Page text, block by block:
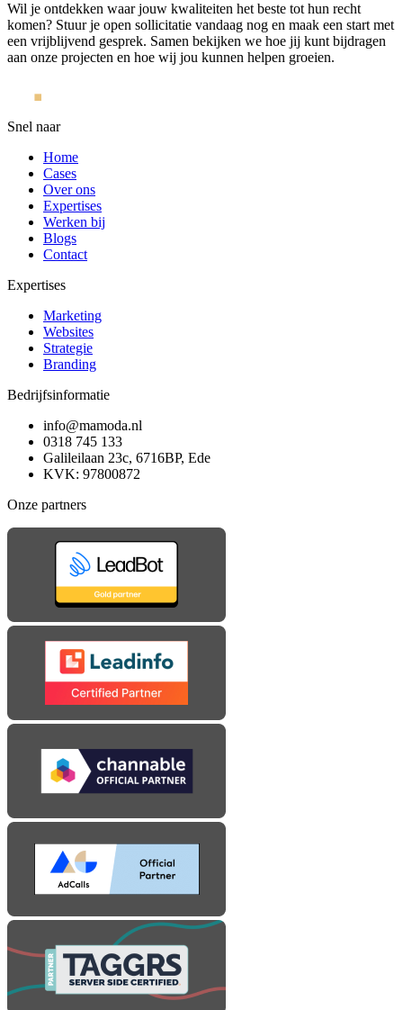
Wil je ontdekken waar jouw kwaliteiten het beste tot hun recht
komen? Stuur je open sollicitatie vandaag nog en maak een start met
een vrijblijvend gesprek. Samen bekijken we hoe jij kunt bijdragen
aan onze projecten en hoe wij jou kunnen helpen groeien.
Snel naar
Home
Cases
Over ons
Expertises
Werken bij
Blogs
Contact
Expertises
Marketing
Websites
Strategie
Branding
Bedrijfsinformatie
info@mamoda.nl
0318 745 133
Galileilaan 23c, 6716BP, Ede
KVK: 97800872
Onze partners